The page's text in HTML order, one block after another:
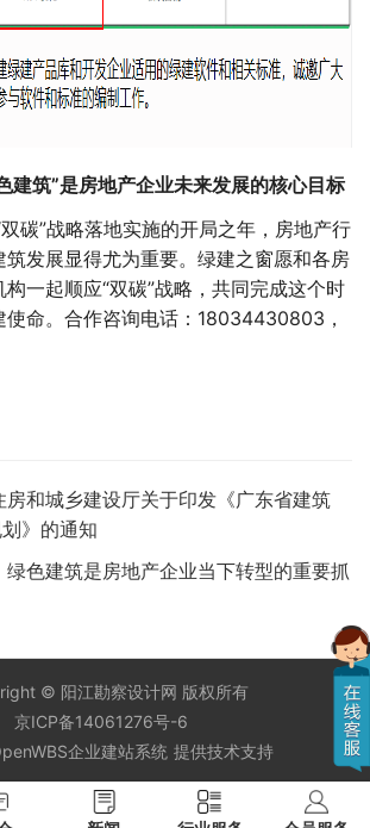
建筑”是房地产企业未来发展的核心目标
碳”战略落地实施的开局之年，房地产行
筑发展显得尤为重要。绿建之窗愿和各房
一起顺应“双碳”战略，共同完成这个时
使命。合作咨询电话：18034430803，
房和城乡建设厅关于印发《广东省建筑
》的通知
绿色建筑是房地产企业当下转型的重要抓
© 阳江勘察设计网 版权所有
京ICP备14061276号-6
企业建站系统 提供技术支持